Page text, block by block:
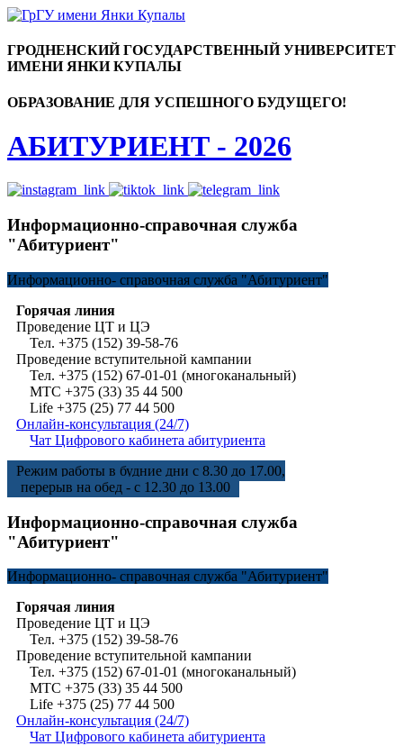
ГРОДНЕНСКИЙ ГОСУДАРСТВЕННЫЙ УНИВЕРСИТЕТ
ИМЕНИ ЯНКИ КУПАЛЫ
ОБРАЗОВАНИЕ ДЛЯ УСПЕШНОГО БУДУЩЕГО!
АБИТУРИЕНТ - 2026
Информационно-справочная служба
"Абитуриент"
Информационно- справочная служба "Абитуриент"
Горячая линия
Проведение ЦТ и ЦЭ
Тел. +375 (152) 39-58-76
Проведение вступительной кампании
Тел. +375 (152) 67-01-01 (многоканальный)
МТС +375 (33) 35 44 500
Life +375 (25) 77 44 500
Онлайн-консультация (24/7)
Чат Цифрового кабинета абитуриента
Режим работы в будние дни с 8.30 до 17.00,
перерыв на обед - с 12.30 до 13.00
Информационно-справочная служба
"Абитуриент"
Информационно- справочная служба "Абитуриент"
Горячая линия
Проведение ЦТ и ЦЭ
Тел. +375 (152) 39-58-76
Проведение вступительной кампании
Тел. +375 (152) 67-01-01 (многоканальный)
МТС +375 (33) 35 44 500
Life +375 (25) 77 44 500
Онлайн-консультация (24/7)
Чат Цифрового кабинета абитуриента